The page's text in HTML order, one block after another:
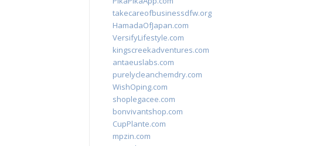
takecareofbusinessdfw.org
HamadaOfJapan.com
VersifyLifestyle.com
kingscreekadventures.com
antaeuslabs.com
purelycleanchemdry.com
WishOping.com
shoplegacee.com
bonvivantshop.com
CupPlante.com
mpzin.com